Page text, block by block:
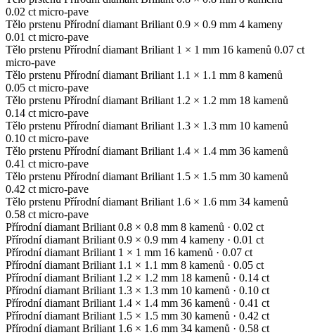
0.02 ct micro-pave
Tělo prstenu Přírodní diamant Briliant 0.9 × 0.9 mm 4 kameny
0.01 ct micro-pave
Tělo prstenu Přírodní diamant Briliant 1 × 1 mm 16 kamenů 0.07 ct
micro-pave
Tělo prstenu Přírodní diamant Briliant 1.1 × 1.1 mm 8 kamenů
0.05 ct micro-pave
Tělo prstenu Přírodní diamant Briliant 1.2 × 1.2 mm 18 kamenů
0.14 ct micro-pave
Tělo prstenu Přírodní diamant Briliant 1.3 × 1.3 mm 10 kamenů
0.10 ct micro-pave
Tělo prstenu Přírodní diamant Briliant 1.4 × 1.4 mm 36 kamenů
0.41 ct micro-pave
Tělo prstenu Přírodní diamant Briliant 1.5 × 1.5 mm 30 kamenů
0.42 ct micro-pave
Tělo prstenu Přírodní diamant Briliant 1.6 × 1.6 mm 34 kamenů
0.58 ct micro-pave
Přírodní diamant Briliant 0.8 × 0.8 mm 8 kamenů · 0.02 ct
Přírodní diamant Briliant 0.9 × 0.9 mm 4 kameny · 0.01 ct
Přírodní diamant Briliant 1 × 1 mm 16 kamenů · 0.07 ct
Přírodní diamant Briliant 1.1 × 1.1 mm 8 kamenů · 0.05 ct
Přírodní diamant Briliant 1.2 × 1.2 mm 18 kamenů · 0.14 ct
Přírodní diamant Briliant 1.3 × 1.3 mm 10 kamenů · 0.10 ct
Přírodní diamant Briliant 1.4 × 1.4 mm 36 kamenů · 0.41 ct
Přírodní diamant Briliant 1.5 × 1.5 mm 30 kamenů · 0.42 ct
Přírodní diamant Briliant 1.6 × 1.6 mm 34 kamenů · 0.58 ct